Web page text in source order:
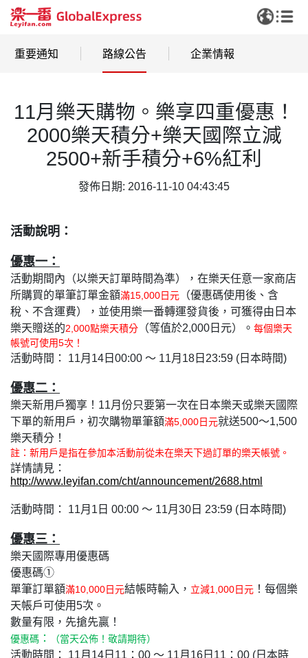
重要通知 路線公告 企業情報
11月樂天購物。樂享四重優惠！
2000樂天積分+樂天國際立減
2500+新手積分+6%紅利
發佈日期: 2016-11-10 04:43:45
活動說明：
優惠一：
活動期間內（以樂天訂單時間為準），在樂天任意一家商店
所購買的單筆訂單金額滿15,000日元 （優惠碼使用後、含
稅、不含運費），並使用樂一番轉運發貨後，可獲得由日本
樂天贈送的2,000點樂天積分 （等值於2,000日元）。 每個樂天
帳號可使用5次！
活動時間： 11月14日00:00 ～ 11月18日23:59 (日本時間)
優惠二：
樂天新用戶獨享！11月份只要第一次在日本樂天或樂天國際
下單的新用戶，初次購物單筆額滿5,000日元就送500～1,500
樂天積分！
註：新用戶是指在參加本活動前從未在樂天下過訂單的樂天帳號。
詳情請見：
http://www.leyifan.com/cht/announcement/2688.html
活動時間： 11月1日 00:00 ～ 11月30日 23:59 (日本時間)
優惠三：
樂天國際專用優惠碼
優惠碼①
單筆訂單額滿10,000日元結帳時輸入， 立減1,000日元 ！每個樂
天帳戶可使用5次。
數量有限，先搶先贏！
優惠碼 ： （當天公佈！敬請期待）
活動時間： 11月14日11：00 ～ 11月16日11：00 (日本時